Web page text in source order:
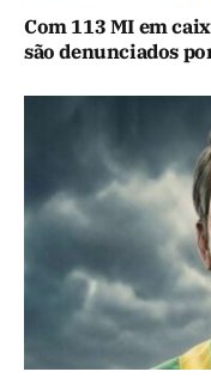
Com 113 MI em
são denunciados